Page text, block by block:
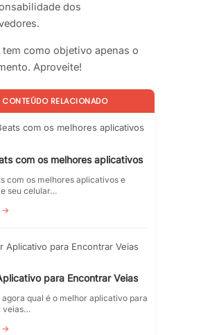
dos
tem como objetivo apenas o
Aproveite!
CONTEÚDO RELACIONADO
com os melhores aplicativos
com os melhores aplicativos e
seu celular…
→
para Encontrar Veias
agora qual é o melhor aplicativo para
veias…
→